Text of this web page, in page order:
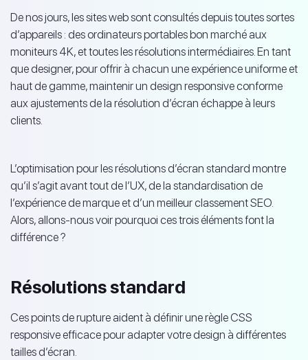
De nos jours, les sites web sont consultés depuis toutes sortes
d’appareils : des ordinateurs portables bon marché aux
moniteurs 4K, et toutes les résolutions intermédiaires. En tant
que designer, pour offrir à chacun une expérience uniforme et
haut de gamme, maintenir un design responsive conforme
aux ajustements de la résolution d’écran échappe à leurs
clients.
L’optimisation pour les résolutions d’écran standard montre
qu’il s’agit avant tout de l’UX, de la standardisation de
l’expérience de marque et d’un meilleur classement SEO.
Alors, allons-nous voir pourquoi ces trois éléments font la
différence ?
Résolutions standard
Ces points de rupture aident à définir une règle CSS
responsive efficace pour adapter votre design à différentes
tailles d’écran.